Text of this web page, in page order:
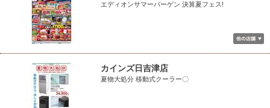
エディオンサマーバーゲン 決算夏フェス!
カインズ日吉津店
夏物大処分 移動式クーラー〇